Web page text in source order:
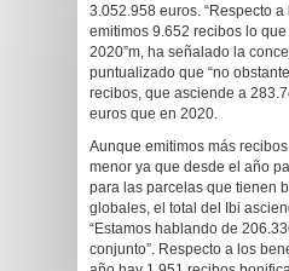
3.052.958 euros. “Respecto
emitimos 9.652 recibos lo
2020”m, ha señalado la
puntualizado que “no
recibos, que asciende a
euros que en 2020.
Aunque emitimos más
menor ya que desde el año
para las parcelas que tienen
globales, el total del Ibi
“Estamos hablando de
conjunto”. Respecto a los